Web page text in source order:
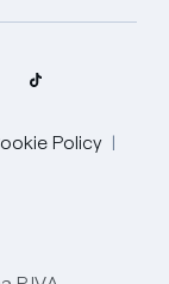
Policy